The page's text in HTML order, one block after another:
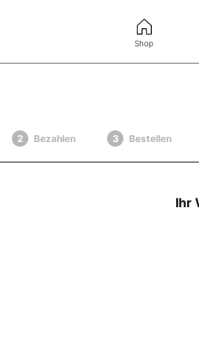
Shop
Bezahlen Bestellen
Ihr